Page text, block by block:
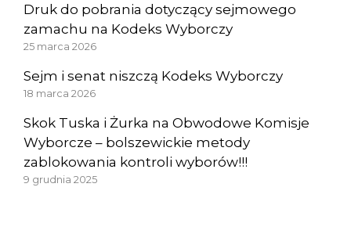
Druk do pobrania dotyczący sejmowego
zamachu na Kodeks Wyborczy
25 marca 2026
Sejm i senat niszczą Kodeks Wyborczy
18 marca 2026
Skok Tuska i Żurka na Obwodowe Komisje
Wyborcze – bolszewickie metody
zablokowania kontroli wyborów!!!
9 grudnia 2025